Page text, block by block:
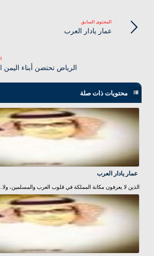
المحتوى السابق
عمار يادار العرب
الرياض تحتضن أبناء اليمن
محتويات ذات صلة
عمار يادار العرب
الذين لا يعرفون مكانة المملكة في قلوب العرب والمسلمين، ولا..